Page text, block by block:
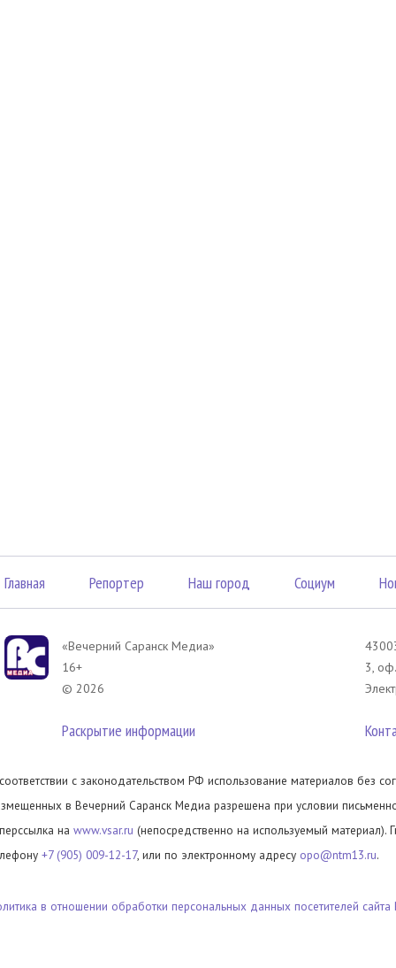
Главная Репортер Наш город Социум
«Вечерний Саранск Mедиа»
16+
© 2026
Раскрытие информации
3,
с законодательством РФ использование материалов без
в Вечерний Саранск Медиа разрешена при условии
на www.vsar.ru (непосредственно на используемый материал).
+7 (905) 009-12-17, или по электронному адресу opo@ntm13.ru.
в отношении обработки персональных данных посетителей